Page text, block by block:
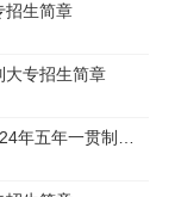
招生简章
大专招生简章